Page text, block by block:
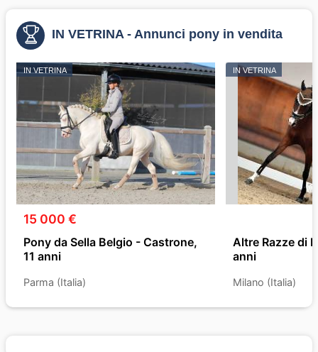
IN VETRINA - Annunci pony in vendita
IN VETRINA
15 000 €
Pony da Sella Belgio - Castrone,
11 anni
Parma (Italia)
IN VETRINA
Altre Razze di
anni
Milano (Italia)